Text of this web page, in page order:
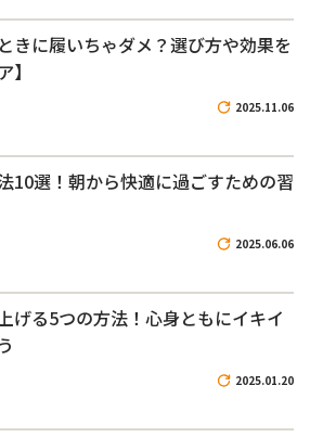
きに履いちゃダメ？選び方や効果を
2025.11.06
10選！朝から快適に過ごすための習
2025.06.06
げる5つの方法！心身ともにイキイ
2025.01.20